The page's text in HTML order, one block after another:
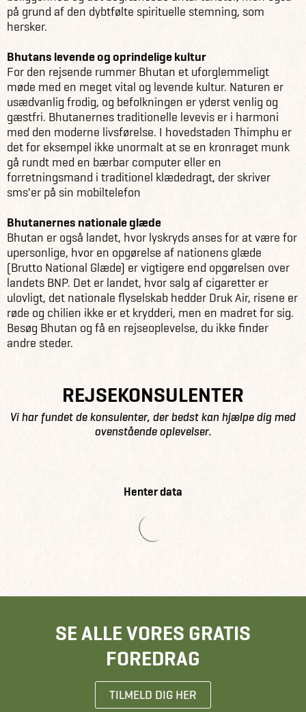
på grund af den dybtfølte spirituelle stemning, som
hersker.
Bhutans levende og oprindelige kultur
For den rejsende rummer Bhutan et uforglemmeligt
møde med en meget vital og levende kultur. Naturen er
usædvanlig frodig, og befolkningen er yderst venlig og
gæstfri. Bhutanernes traditionelle levevis er i harmoni
med den moderne livsførelse. I hovedstaden Thimphu er
det for eksempel ikke unormalt at se en kronraget munk
gå rundt med en bærbar computer eller en
forretningsmand i traditionel klædedragt, der skriver
sms'er på sin mobiltelefon
Bhutanernes nationale glæde
Bhutan er også landet, hvor lyskryds anses for at være for
upersonlige, hvor en opgørelse af nationens glæde
(Brutto National Glæde) er vigtigere end opgørelsen over
landets BNP. Det er landet, hvor salg af cigaretter er
ulovligt, det nationale flyselskab hedder Druk Air, risene er
røde og chilien ikke er et krydderi, men en madret for sig.
Besøg Bhutan og få en rejseoplevelse, du ikke finder
andre steder.
REJSEKONSULENTER
Vi har fundet de konsulenter, der bedst kan hjælpe dig med
ovenstående oplevelser.
Henter data
SE ALLE VORES GRATIS
FOREDRAG
TILMELD DIG HER